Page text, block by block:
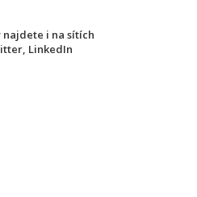
najdete i na sítích
, LinkedIn